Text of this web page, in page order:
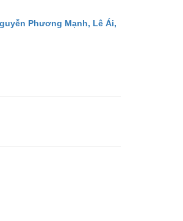
Phương Mạnh, Lê Ái,